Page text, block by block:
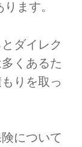
ます。
ダイレク
くあるた
りを取っ
について